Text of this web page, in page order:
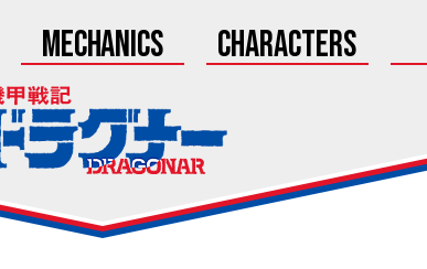
Mechanics Characters